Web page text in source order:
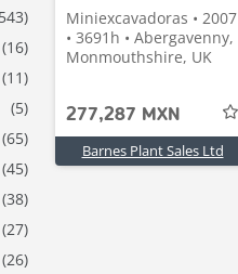
Miniexcavadoras • 2007
• 3691h • Abergavenny,
Monmouthshire, UK
277,287 MXN
Barnes Plant Sales Ltd